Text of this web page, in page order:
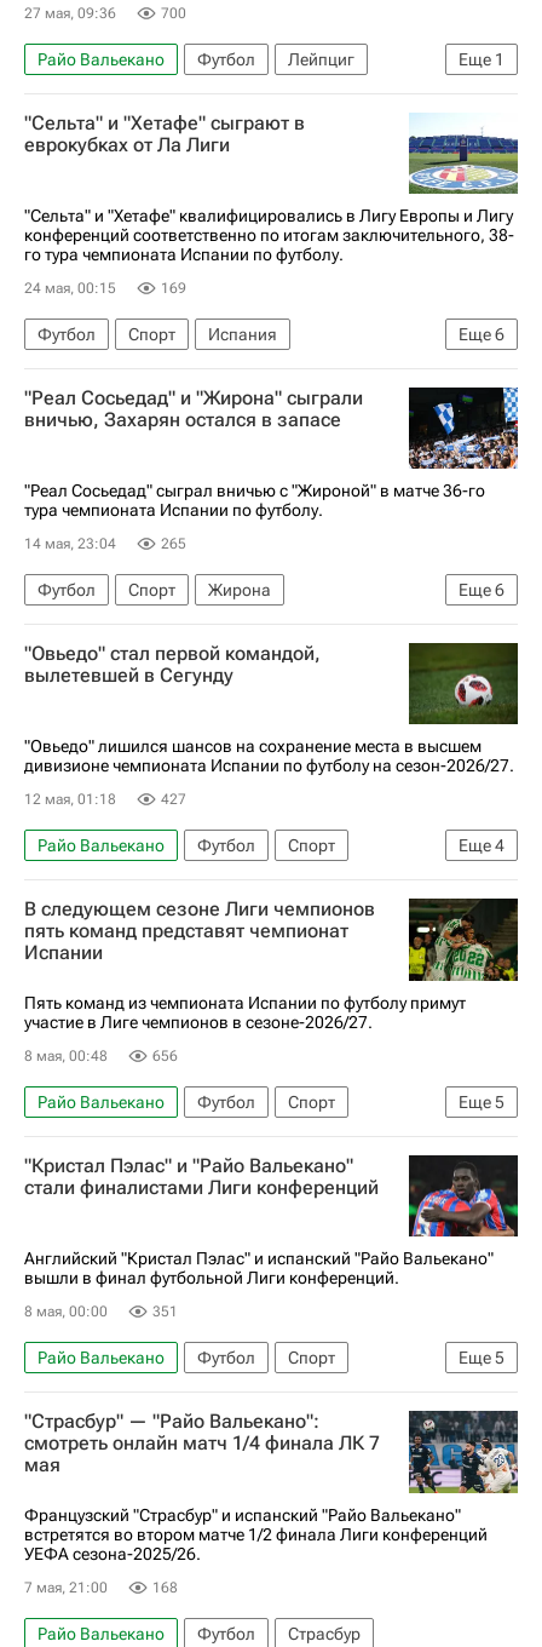
27 мая, 09:36 700
Еще 1
Райо Вальекано Футбол
Лейпциг
Кристал Пэлас
"Сельта" и "Хетафе" сыграют в
еврокубках от Ла Лиги
"Сельта" и "Хетафе" квалифицировались в Лигу Европы и Лигу
конференций соответственно по итогам заключительного, 38-
го тура чемпионата Испании по футболу.
24 мая, 00:15 169
Еще6
Футбол Спорт
Испания
Арсен Захарян
Сельта
Хетафе
Барселона
Чемпионат Испании по футболу
"Реал Сосьедад" и "Жирона" сыграли
вничью, Захарян остался в запасе
"Реал Сосьедад" сыграл вничью с "Жироной" в матче 36-го
тура чемпионата Испании по футболу.
14 мая, 23:04 265
Еще6
Футбол Спорт
Жирона
Кристиан Стуани
Арсен Захарян
Реал Сосьедад
Жирона
Реал Мадрид
"Овьедо" стал первой командой,
вылетевшей в Сегунду
"Овьедо" лишился шансов на сохранение места в высшем
дивизионе чемпионата Испании по футболу на сезон-2026/27.
12 мая, 01:18 427
Еще4
Райо Вальекано Футбол
Спорт
Испания
Жирона
Чемпионат Испании по футболу
Сегунда
В следующем сезоне Лиги чемпионов
пять команд представят чемпионат
Испании
Пять команд из чемпионата Испании по футболу примут
участие в Лиге чемпионов в сезоне-2026/27.
8 мая, 00:48 656
Еще5
Райо Вальекано Футбол
Спорт
Союз европейских футбольных ассоциаций (УЕФА)
Страсбур
Кристал Пэлас
АПЛ 2026-2027 (Чемпионат Англии по футболу)
"Кристал Пэлас" и "Райо Вальекано"
стали финалистами Лиги конференций
Английский "Кристал Пэлас" и испанский "Райо Вальекано"
вышли в финал футбольной Лиги конференций.
8 мая, 00:00 351
Еще5
Райо Вальекано Футбол
Спорт
Исмаила Сарр
Кристал Пэлас
Шахтер
Лига конференций
Страсбур
"Страсбур" — "Райо Вальекано":
смотреть онлайн матч 1/4 финала ЛК 7
мая
Французский "Страсбур" и испанский "Райо Вальекано"
встретятся во втором матче 1/2 финала Лиги конференций
УЕФА сезона-2025/26.
7 мая, 21:00 168
Райо Вальекано Футбол Страсбур